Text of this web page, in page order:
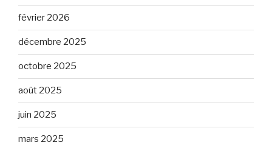
février 2026
décembre 2025
octobre 2025
août 2025
juin 2025
mars 2025